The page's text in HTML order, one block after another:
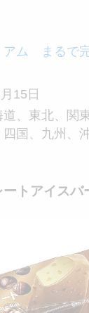
アム まるで
15日
、東北、関
国、九州、
ートアイスバ